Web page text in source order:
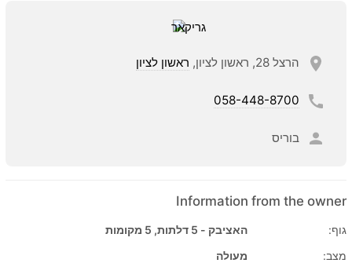
הרצל 28, ראשון לציון, ראשון לציון
058-448-8700
בוריס
Information from the owner
גוף:
האציבק - 5 דלתות, 5 מקומות
מצב:
מעולה